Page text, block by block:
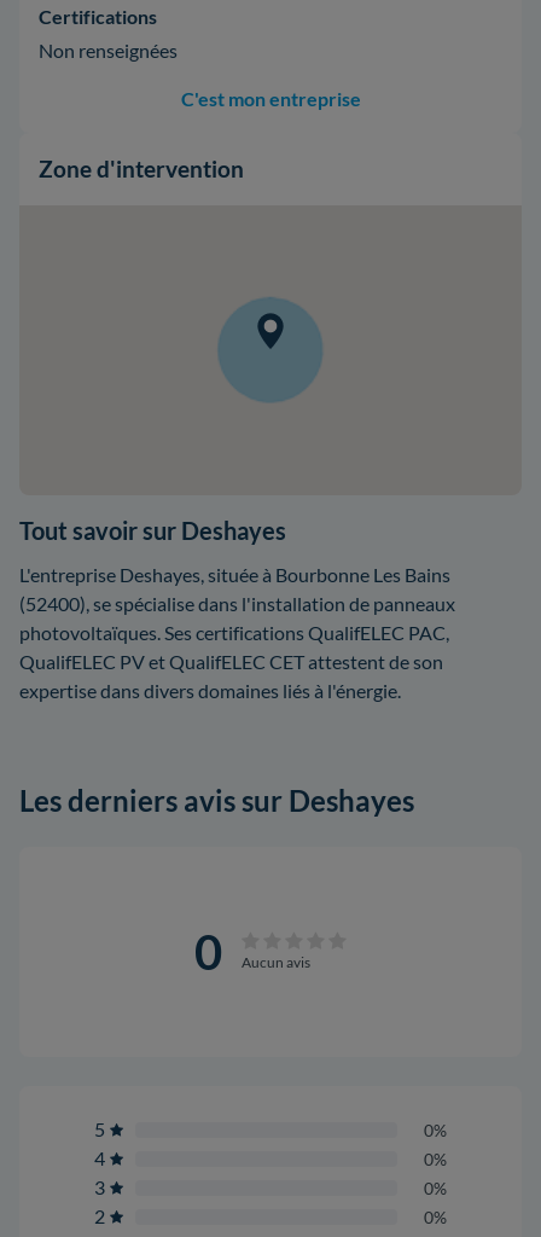
Certifications
Non renseignées
C'est mon entreprise
Zone d'intervention
Tout savoir sur Deshayes
L'entreprise Deshayes, située à Bourbonne Les Bains
(52400), se spécialise dans l'installation de panneaux
photovoltaïques. Ses certifications QualifELEC PAC,
QualifELEC PV et QualifELEC CET attestent de son
expertise dans divers domaines liés à l'énergie.
Les derniers avis sur Deshayes
0 Aucun avis
5 0%
4 0%
3 0%
2 0%